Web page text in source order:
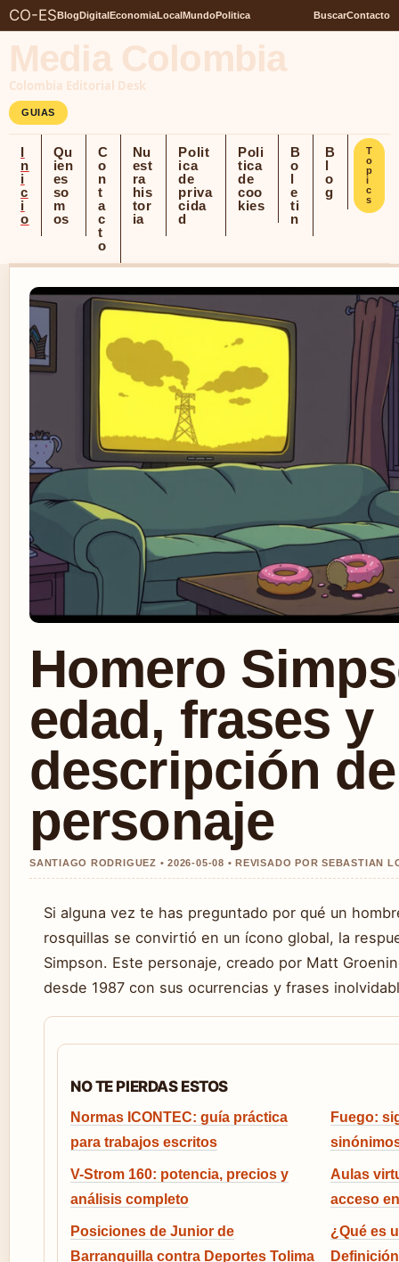
CO-ESBlogDigitalEconomiaLocalMundoPolitica BuscarContacto
Media Colombia
Colombia Editorial Desk
GUIAS
I
n
i
c
i
o
Qu
ien
es
so
m
os
C
o
n
t
a
c
t
o
Nu
est
ra
his
tor
ia
Polit
ica
de
priva
cida
d
Poli
tica
de
coo
kies
B
o
l
e
ti
n
B
l
o
g
T
o
p
i
c
s
Homero
edad, frases y
descripción
personaje
SANTIAGO RODRIGUEZ • 2026-05-08 • REVISADO POR SEBASTIAN
Si alguna vez te has preguntado por qué un
rosquillas se convirtió en un ícono global, la
Simpson. Este personaje, creado por Matt
desde 1987 con sus ocurrencias y frases
NO TE PIERDAS ESTOS
Normas ICONTEC: guía práctica
para trabajos escritos
Fuego:
V-Strom 160: potencia, precios y
análisis completo
Aulas
acceso
Posiciones de Junior de
Barranquilla contra Deportes Tolima
¿Qué es